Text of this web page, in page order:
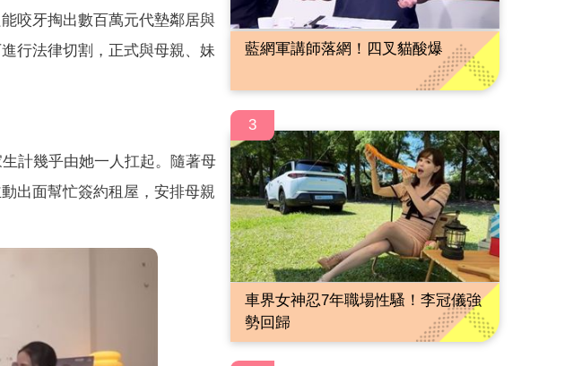
咬牙掏出數百萬元代墊鄰居與
行法律切割，正式與母親、妹
計幾乎由她一人扛起。隨著母
出面幫忙簽約租屋，安排母親
藍網軍講師落網！四叉貓酸爆
3
車界女神忍7年職場性騷！李冠儀強
勢回歸